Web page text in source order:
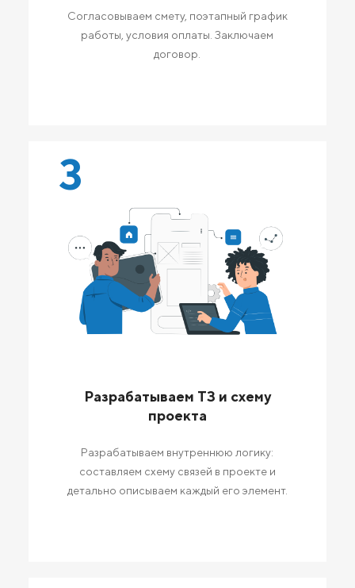
Согласовываем смету, поэтапный график
работы, условия оплаты. Заключаем
договор.
3
Разрабатываем ТЗ и схему
проекта
Разрабатываем внутреннюю логику:
составляем схему связей в проекте и
детально описываем каждый его элемент.